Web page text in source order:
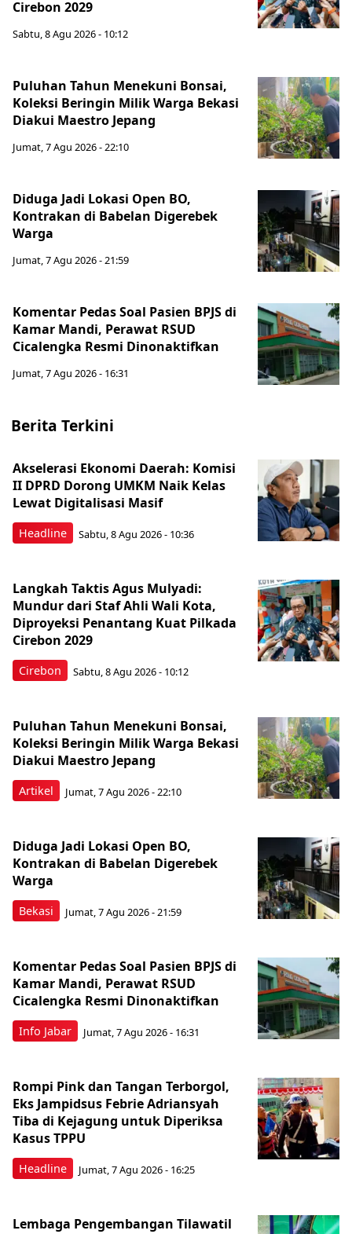
Cirebon 2029
Sabtu, 8 Agu 2026 - 10:12
Puluhan Tahun Menekuni Bonsai,
Koleksi Beringin Milik Warga Bekasi
Diakui Maestro Jepang
Jumat, 7 Agu 2026 - 22:10
Diduga Jadi Lokasi Open BO,
Kontrakan di Babelan Digerebek
Warga
Jumat, 7 Agu 2026 - 21:59
Komentar Pedas Soal Pasien BPJS di
Kamar Mandi, Perawat RSUD
Cicalengka Resmi Dinonaktifkan
Jumat, 7 Agu 2026 - 16:31
Berita Terkini
Headline
Akselerasi Ekonomi Daerah: Komisi
II DPRD Dorong UMKM Naik Kelas
Lewat Digitalisasi Masif
Sabtu, 8 Agu 2026 - 10:36
Cirebon
Langkah Taktis Agus Mulyadi:
Mundur dari Staf Ahli Wali Kota,
Diproyeksi Penantang Kuat Pilkada
Cirebon 2029
Sabtu, 8 Agu 2026 - 10:12
Artikel
Puluhan Tahun Menekuni Bonsai,
Koleksi Beringin Milik Warga Bekasi
Diakui Maestro Jepang
Jumat, 7 Agu 2026 - 22:10
Bekasi
Diduga Jadi Lokasi Open BO,
Kontrakan di Babelan Digerebek
Warga
Jumat, 7 Agu 2026 - 21:59
Info Jabar
Komentar Pedas Soal Pasien BPJS di
Kamar Mandi, Perawat RSUD
Cicalengka Resmi Dinonaktifkan
Jumat, 7 Agu 2026 - 16:31
Headline
Rompi Pink dan Tangan Terborgol,
Eks Jampidsus Febrie Adriansyah
Tiba di Kejagung untuk Diperiksa
Kasus TPPU
Jumat, 7 Agu 2026 - 16:25
Lembaga Pengembangan Tilawatil